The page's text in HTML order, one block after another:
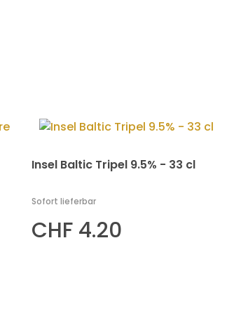
Insel Baltic Tripel 9.5% - 33 cl
Sofort lieferbar
CHF 4.20